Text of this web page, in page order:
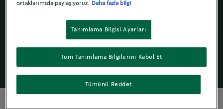
Kahve
ortaklarımızla paylaşıyoruz.
Daha fazla bilgi
Tanımlama Bilgisi Ayarları
Tümünü Reddet
Tüm Tanımlama Bilgilerini Kabul Et